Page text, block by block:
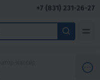
+7 (831) 231-26-27